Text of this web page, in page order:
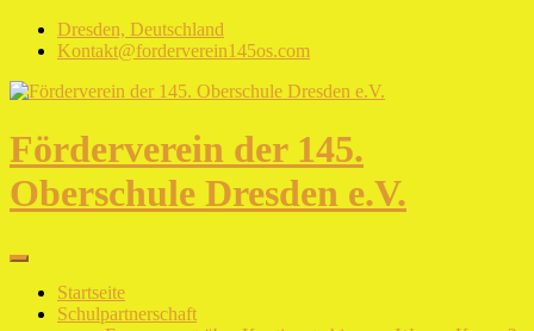
Skip
Dresden, Deutschland
Kontakt@forderverein145os.com
Förderverein der 145.
Oberschule Dresden e.V.
Startseite
Schulpartnerschaft